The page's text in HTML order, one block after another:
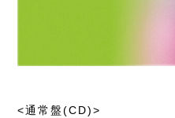
<通常盤(CD)>